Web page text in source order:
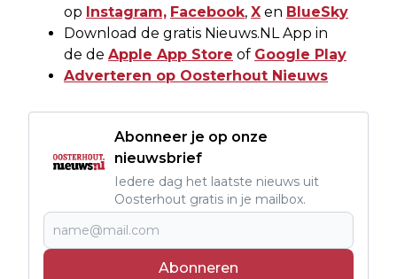
op Instagram, Facebook, X en BlueSky
Download de gratis Nieuws.NL App in
de de Apple App Store of Google Play
Adverteren op Oosterhout Nieuws
Abonneer je op onze
nieuwsbrief
Iedere dag het laatste nieuws uit
Oosterhout gratis in je mailbox.
Abonneren